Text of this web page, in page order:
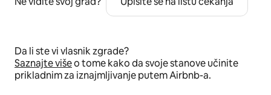
Da li ste vi vlasnik zgrade?
Saznajte višeo tome kako da svoje stanove učinite
prikladnim za iznajmljivanje putem Airbnb-a.